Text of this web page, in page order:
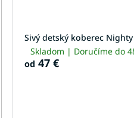
Sivý detský koberec Nighty
Skladom | Doručíme do
od 47 €